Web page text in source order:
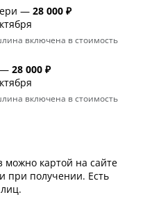
— 28 000 ₽
включена в стоимость
— 28 000 ₽
включена в стоимость
можно картой на сайте
при получении. Есть